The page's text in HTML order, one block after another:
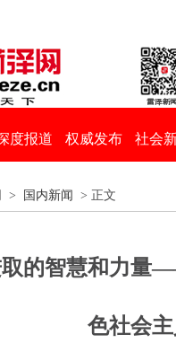
度报道 权威发布 社会
> 国内新闻 > 正文
的智慧和力量
色社会